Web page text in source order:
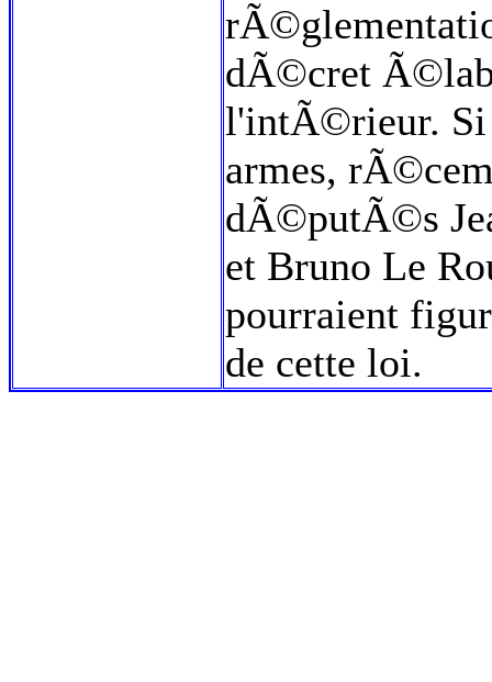
dÃ©cret
l'intÃ©rieur. Si
armes,
dÃ©putÃ©s
et Bruno Le
pourraient
de cette loi.